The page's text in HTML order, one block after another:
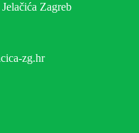
Zagreb
zg.hr